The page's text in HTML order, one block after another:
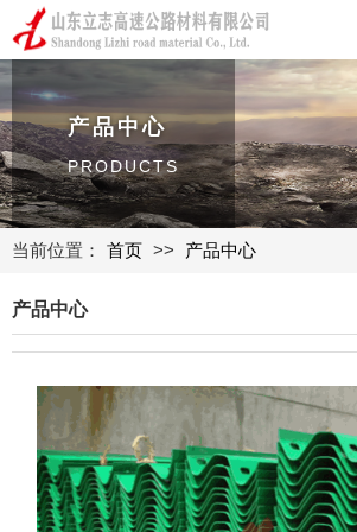
产品中心
PRODUCTS
当前位置： 首页 >> 产品中心
产品中心